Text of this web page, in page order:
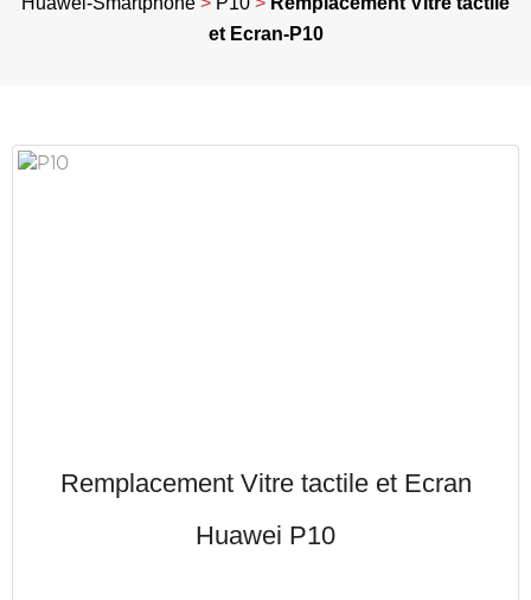
et Ecran-P10
Remplacement Vitre tactile et Ecran
Huawei P10